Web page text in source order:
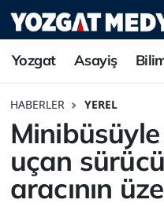
Yozgat Asayiş
HABERLER YEREL
uçan
aracının